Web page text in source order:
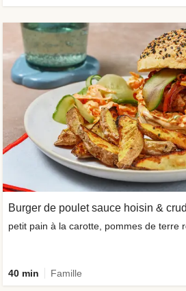
Burger de poulet sauce hoisin &
petit pain à la carotte, pommes de terre
40 min Famille